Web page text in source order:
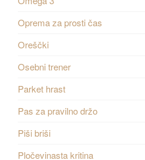
Oprema za prosti čas
Oreščki
Osebni trener
Parket hrast
Pas za pravilno držo
Piši briši
Pločevinasta kritina